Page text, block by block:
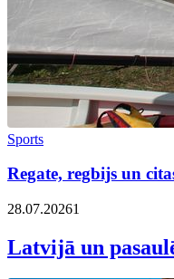
Sports
Regate, regbijs un
28.07.20261
Latvijā un